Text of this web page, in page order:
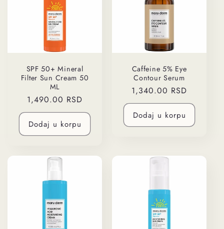
SPF 50+ Mineral
Filter Sun Cream 50
ML
Regularna
cena
1,490.00 RSD
Dodaj u korpu
Caffeine 5% Eye
Contour Serum
Regularna
cena
1,340.00 RSD
Dodaj u korpu